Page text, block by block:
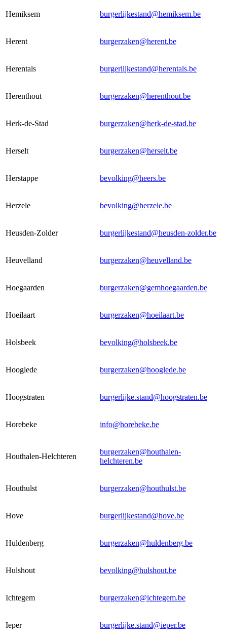
Hemiksem burgerlijkestand@hemiksem.be
Herent burgerzaken@herent.be
Herentals burgerlijkestand@herentals.be
Herenthout burgerzaken@herenthout.be
Herk-de-Stad burgerzaken@herk-de-stad.be
Herselt burgerzaken@herselt.be
Herstappe bevolking@heers.be
Herzele bevolking@herzele.be
Heusden-Zolder burgerlijkestand@heusden-zolder.be
Heuvelland burgerzaken@heuvelland.be
Hoegaarden burgerzaken@gemhoegaarden.be
Hoeilaart burgerzaken@hoeilaart.be
Holsbeek bevolking@holsbeek.be
Hooglede burgerzaken@hooglede.be
Hoogstraten burgerlijke.stand@hoogstraten.be
Horebeke info@horebeke.be
Houthalen-Helchteren
burgerzaken@houthalen-
helchteren.be
Houthulst burgerzaken@houthulst.be
Hove burgerlijkestand@hove.be
Huldenberg burgerzaken@huldenberg.be
Hulshout bevolking@hulshout.be
Ichtegem burgerzaken@ichtegem.be
Ieper burgerlijke.stand@ieper.be